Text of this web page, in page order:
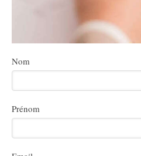
Nom
Prénom